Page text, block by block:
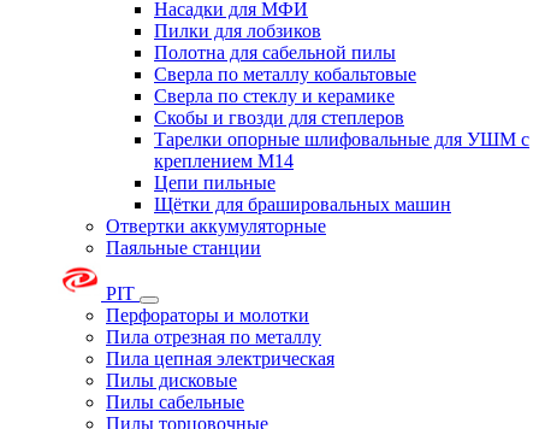
Насадки для МФИ
Пилки для лобзиков
Полотна для сабельной пилы
Сверла по металлу кобальтовые
Сверла по стеклу и керамике
Скобы и гвозди для степлеров
Тарелки опорные шлифовальные для УШМ с
креплением М14
Цепи пильные
Щётки для брашировальных машин
Отвертки аккумуляторные
Паяльные станции
PIT
Перфораторы и молотки
Пила отрезная по металлу
Пила цепная электрическая
Пилы дисковые
Пилы сабельные
Пилы торцовочные